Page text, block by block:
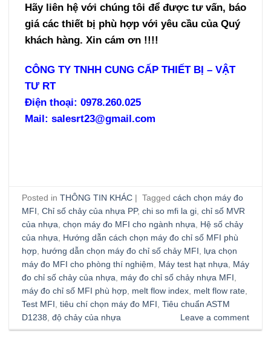
Hãy liên hệ với chúng tôi để được tư vấn, báo
giá các thiết bị phù hợp với yêu cầu của Quý
khách hàng. Xin cám ơn !!!!
CÔNG TY TNHH CUNG CẤP THIẾT BỊ – VẬT
TƯ RT
Điện thoại: 0978.260.025
Mail: salesrt23@gmail.com
Posted in THÔNG TIN KHÁC| Tagged cách chọn máy đo
MFI Chỉ số chảy của nhựa PP, chi so mfi la gi, chỉ số MVR
của nhựa chọn máy đo MFI cho ngành nhựa
Hệ số chảy
của nhựa
Hướng dẫn cách chọn máy đo chỉ số MFI phù
hợp, hướng dẫn chọn máy đo chỉ số chảy MFI
lựa chọn
máy đo MFI cho phòng thí nghiệm
Máy test hạt nhựa
Máy
đo chỉ số chảy của nhựa
máy đo chỉ số chảy nhựa MFI
máy đo chỉ số MFI phù hợp, melt flow index, melt flow rate,
Test MFI tiêu chí chọn máy đo MFI Tiêu chuẩn ASTM
D1238 độ chảy của nhựa Leave a comment